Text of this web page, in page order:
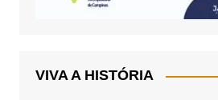
VIVA A HISTÓRIA